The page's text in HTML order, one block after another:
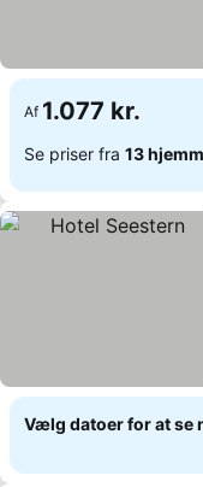
Af 1.077 kr.
Se priser fra 13
Vælg datoer for at se